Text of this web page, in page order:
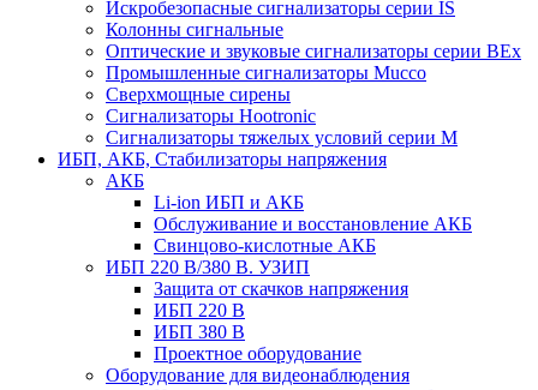
Искробезопасные сигнализаторы серии IS
Колонны сигнальные
Оптические и звуковые сигнализаторы серии BEx
Промышленные сигнализаторы Mucco
Сверхмощные сирены
Сигнализаторы Hootronic
Сигнализаторы тяжелых условий серии M
ИБП, АКБ, Стабилизаторы напряжения
АКБ
Li-ion ИБП и АКБ
Обслуживание и восстановление АКБ
Свинцово-кислотные АКБ
ИБП 220 В/380 В. УЗИП
Защита от скачков напряжения
ИБП 220 В
ИБП 380 В
Проектное оборудование
Оборудование для видеонаблюдения